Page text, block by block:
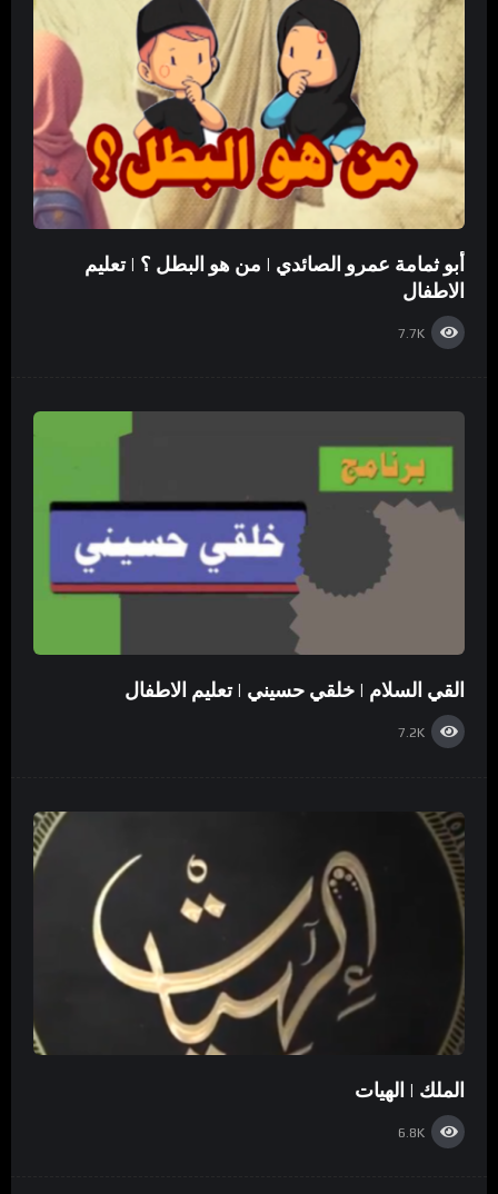
أبو ثمامة عمرو الصائدي | من هو البطل ؟ | تعليم
الاطفال
7.7K
القي السلام | خلقي حسيني | تعليم الاطفال
7.2K
الملك | الهيات
6.8K